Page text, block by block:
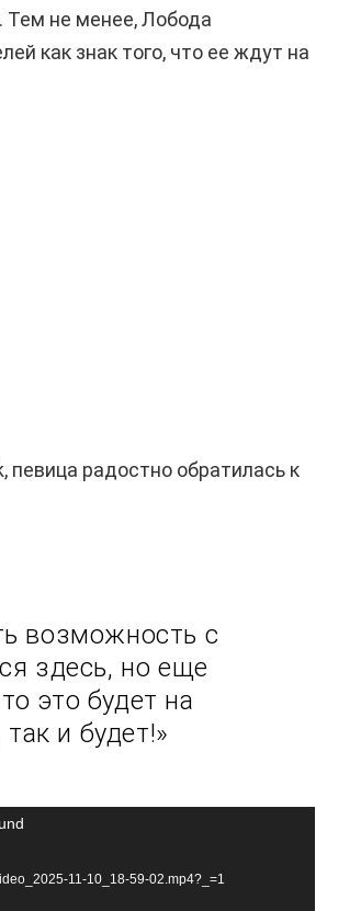
не менее, Лобода
как знак того, что ее ждут на
певица радостно обратилась к
возможность с
здесь, но еще
это будет на
и будет!»
11-10_18-59-02.mp4?_=1